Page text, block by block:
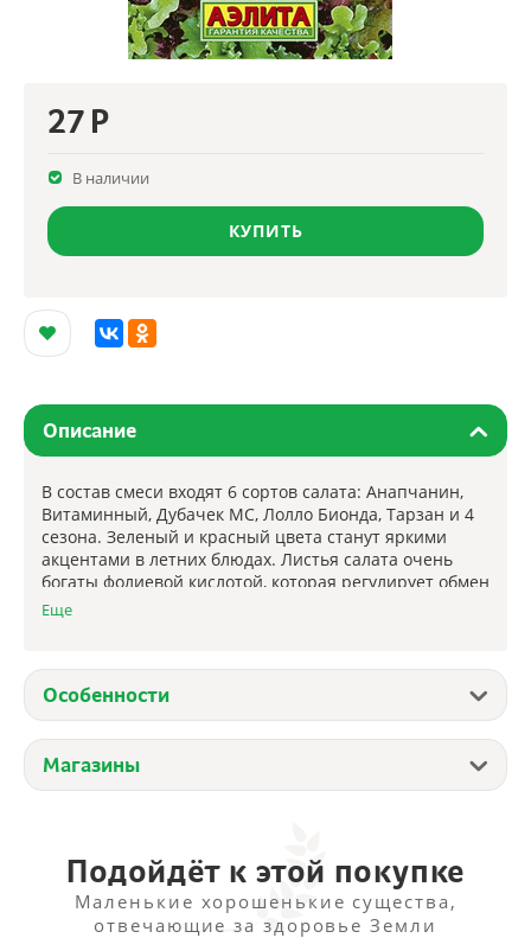
27 Р
В наличии
КУПИТЬ
Описание
В состав смеси входят 6 сортов салата: Анапчанин,
Витаминный, Дубачек МС, Лолло Бионда, Тарзан и 4
сезона. Зеленый и красный цвета станут яркими
акцентами в летних блюдах. Листья салата очень
богаты фолиевой кислотой, которая регулирует обмен
веществ, работу нервной системы и мозга.
Еще
Особенности
Магазины
Подойдёт к этой покупке
Маленькие хорошенькие существа,
отвечающие за здоровье Земли